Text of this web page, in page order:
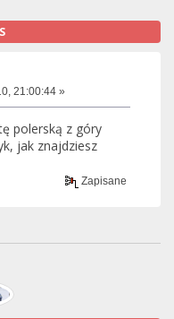
21:00:44 »
polerską z góry
jak znajdziesz
Zapisane